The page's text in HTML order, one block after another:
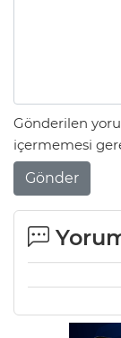
Gönderilen
içermemesi
Gönder